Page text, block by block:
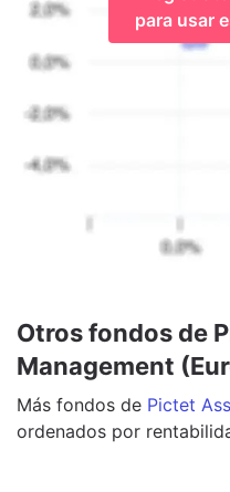
para usar
Otros fondos de
Management
Más fondos de Pictet
ordenados por